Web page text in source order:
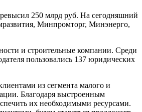
250 млрд руб. На сегодняшний
Минпромторг, Минэнерго,
и строительные компании. Среди
пользовались 137 юридических
из сегмента малого и
Благодаря выстроенным
их необходимыми ресурсами.